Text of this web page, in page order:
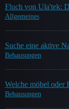
Fluch von Ula'tek:
Allgemeines
Suche eine aktive
Behausungen
Welche möbel oder
Behausungen